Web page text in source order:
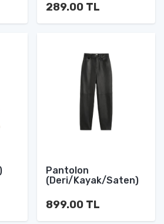
289.00 TL
Pantolon
(Deri/Kayak/Saten)
899.00 TL